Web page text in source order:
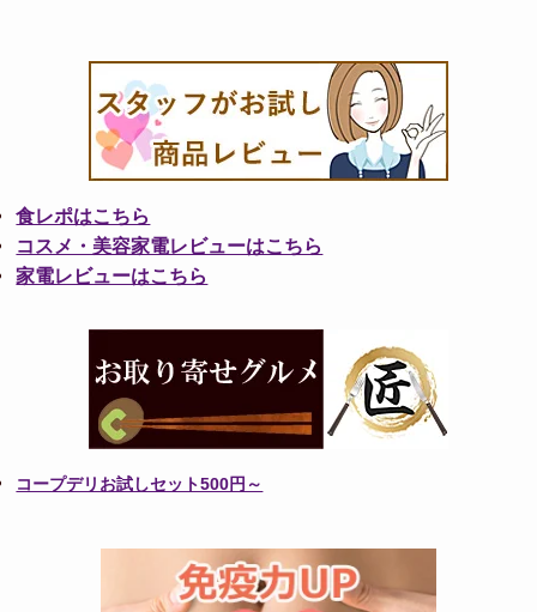
食レポはこちら
コスメ・美容家電レビューはこちら
家電レビューはこちら
コープデリお試しセット500円～